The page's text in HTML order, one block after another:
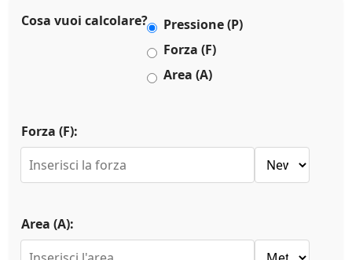
Cosa vuoi calcolare?
Pressione (P)
Forza (F)
Area (A)
Forza (F):
Area (A):